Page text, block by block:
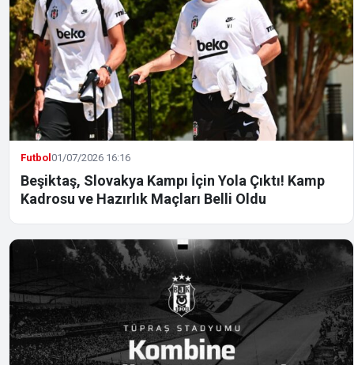
Futbol01/07/2026 16:16
Beşiktaş, Slovakya Kampı İçin Yola Çıktı! Kamp
Kadrosu ve Hazırlık Maçları Belli Oldu